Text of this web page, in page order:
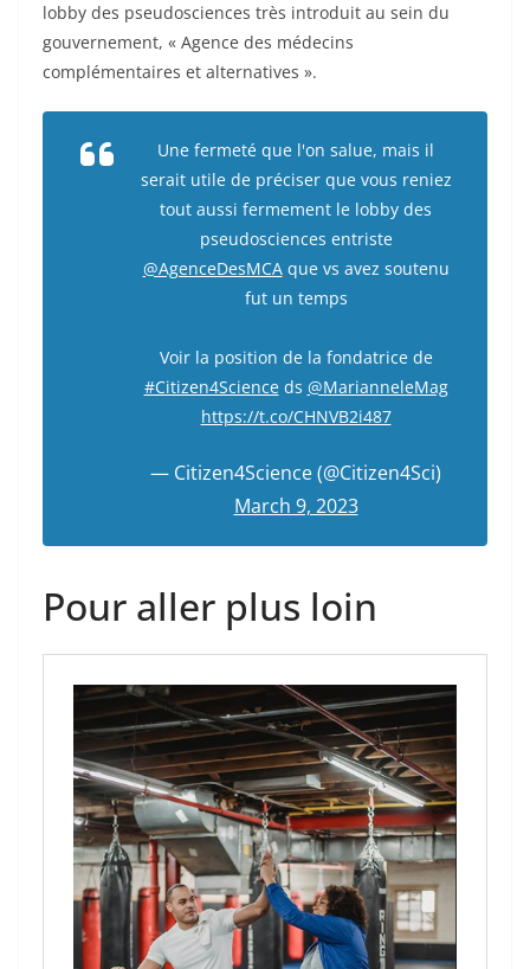
lobby des pseudosciences très introduit au sein du
gouvernement, « Agence des médecins
complémentaires et alternatives ».
Une fermeté que l'on salue, mais il
serait utile de préciser que vous reniez
tout aussi fermement le lobby des
pseudosciences entriste
@AgenceDesMCAque vs avez soutenu
fut un temps
Voir la position de la fondatrice de
#Citizen4Scienceds @MarianneleMag
https://t.co/CHNVB2i487
— Citizen4Science (@Citizen4Sci)
March 9, 2023
Pour aller plus loin